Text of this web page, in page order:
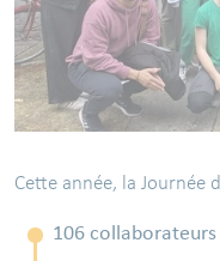
Cette année, la Journée
106 collaborateurs